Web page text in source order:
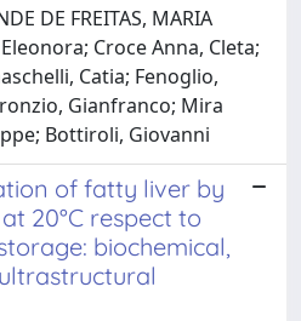
DE FREITAS, MARIA
Croce Anna, Cleta;
Catia; Fenoglio,
Gianfranco; Mira
Bottiroli, Giovanni
of fatty liver by
20°C respect to
biochemical,